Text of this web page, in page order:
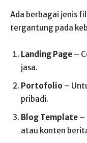
Ada berbagai jenis
tergantung pada
Landing Page –
jasa.
Portofolio –
pribadi.
Blog Template –
atau konten